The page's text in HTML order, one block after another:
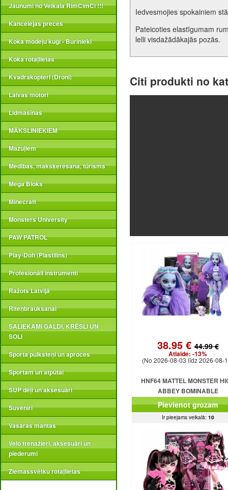
Jaunumi no Veikala RimCimCi !!!
Kancelejas preces
Koka modeļu kuģi - Burinieki
Koka rotaļlietas
Kvadrakopteri (Droni)
Laivas motori
Lidmašīnas
MĀKSLINIEKIEM
Mazuļiem
Medības, makšķerēšana, tūrisms
Mega Bloks
Minecraft
Monsters University
PAW PATROL
Play-Doh (Plastilīns)
Profesionāli instrumenti
Ražots Latvijā
Riteņbraukšanai
SALIEKAMI GALDI, KRĒSLI UN
SOLI
Sporta pulksteņi un aproces
Sportam un atpūtai
SUP dēļi un aksesuāri
Suvenīri
Vasaras mantas
Velo trenažieri, aksesuāri un
piederumi
Ziemassvētku rotaļlietas
Iedvesmojies spokainiem
Pateicoties elastīgumam
lelli visdažādākajās pozās.
Citi produkti no
38.95 €44.99 €
Atlaide: -13%
(No 2026-08-03 līdz 2026-08-
HNF64 MATTEL MONSTER
ABBEY BOMINABLE
Pievienot grozam
Ir pieejams veikalā: 10